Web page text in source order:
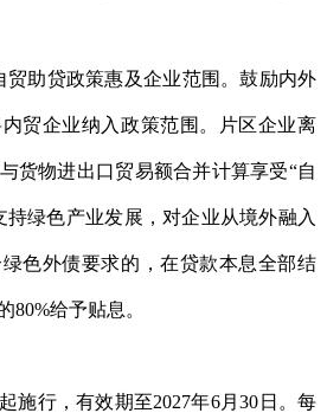
贸助贷政策惠及企业范围。鼓励内外
贸企业纳入政策范围。片区企业离
货物进出口贸易额合并计算享受“自
持绿色产业发展，对企业从境外融入
色外债要求的，在贷款本息全部结
80%给予贴息。
施行，有效期至2027年6月30日。每